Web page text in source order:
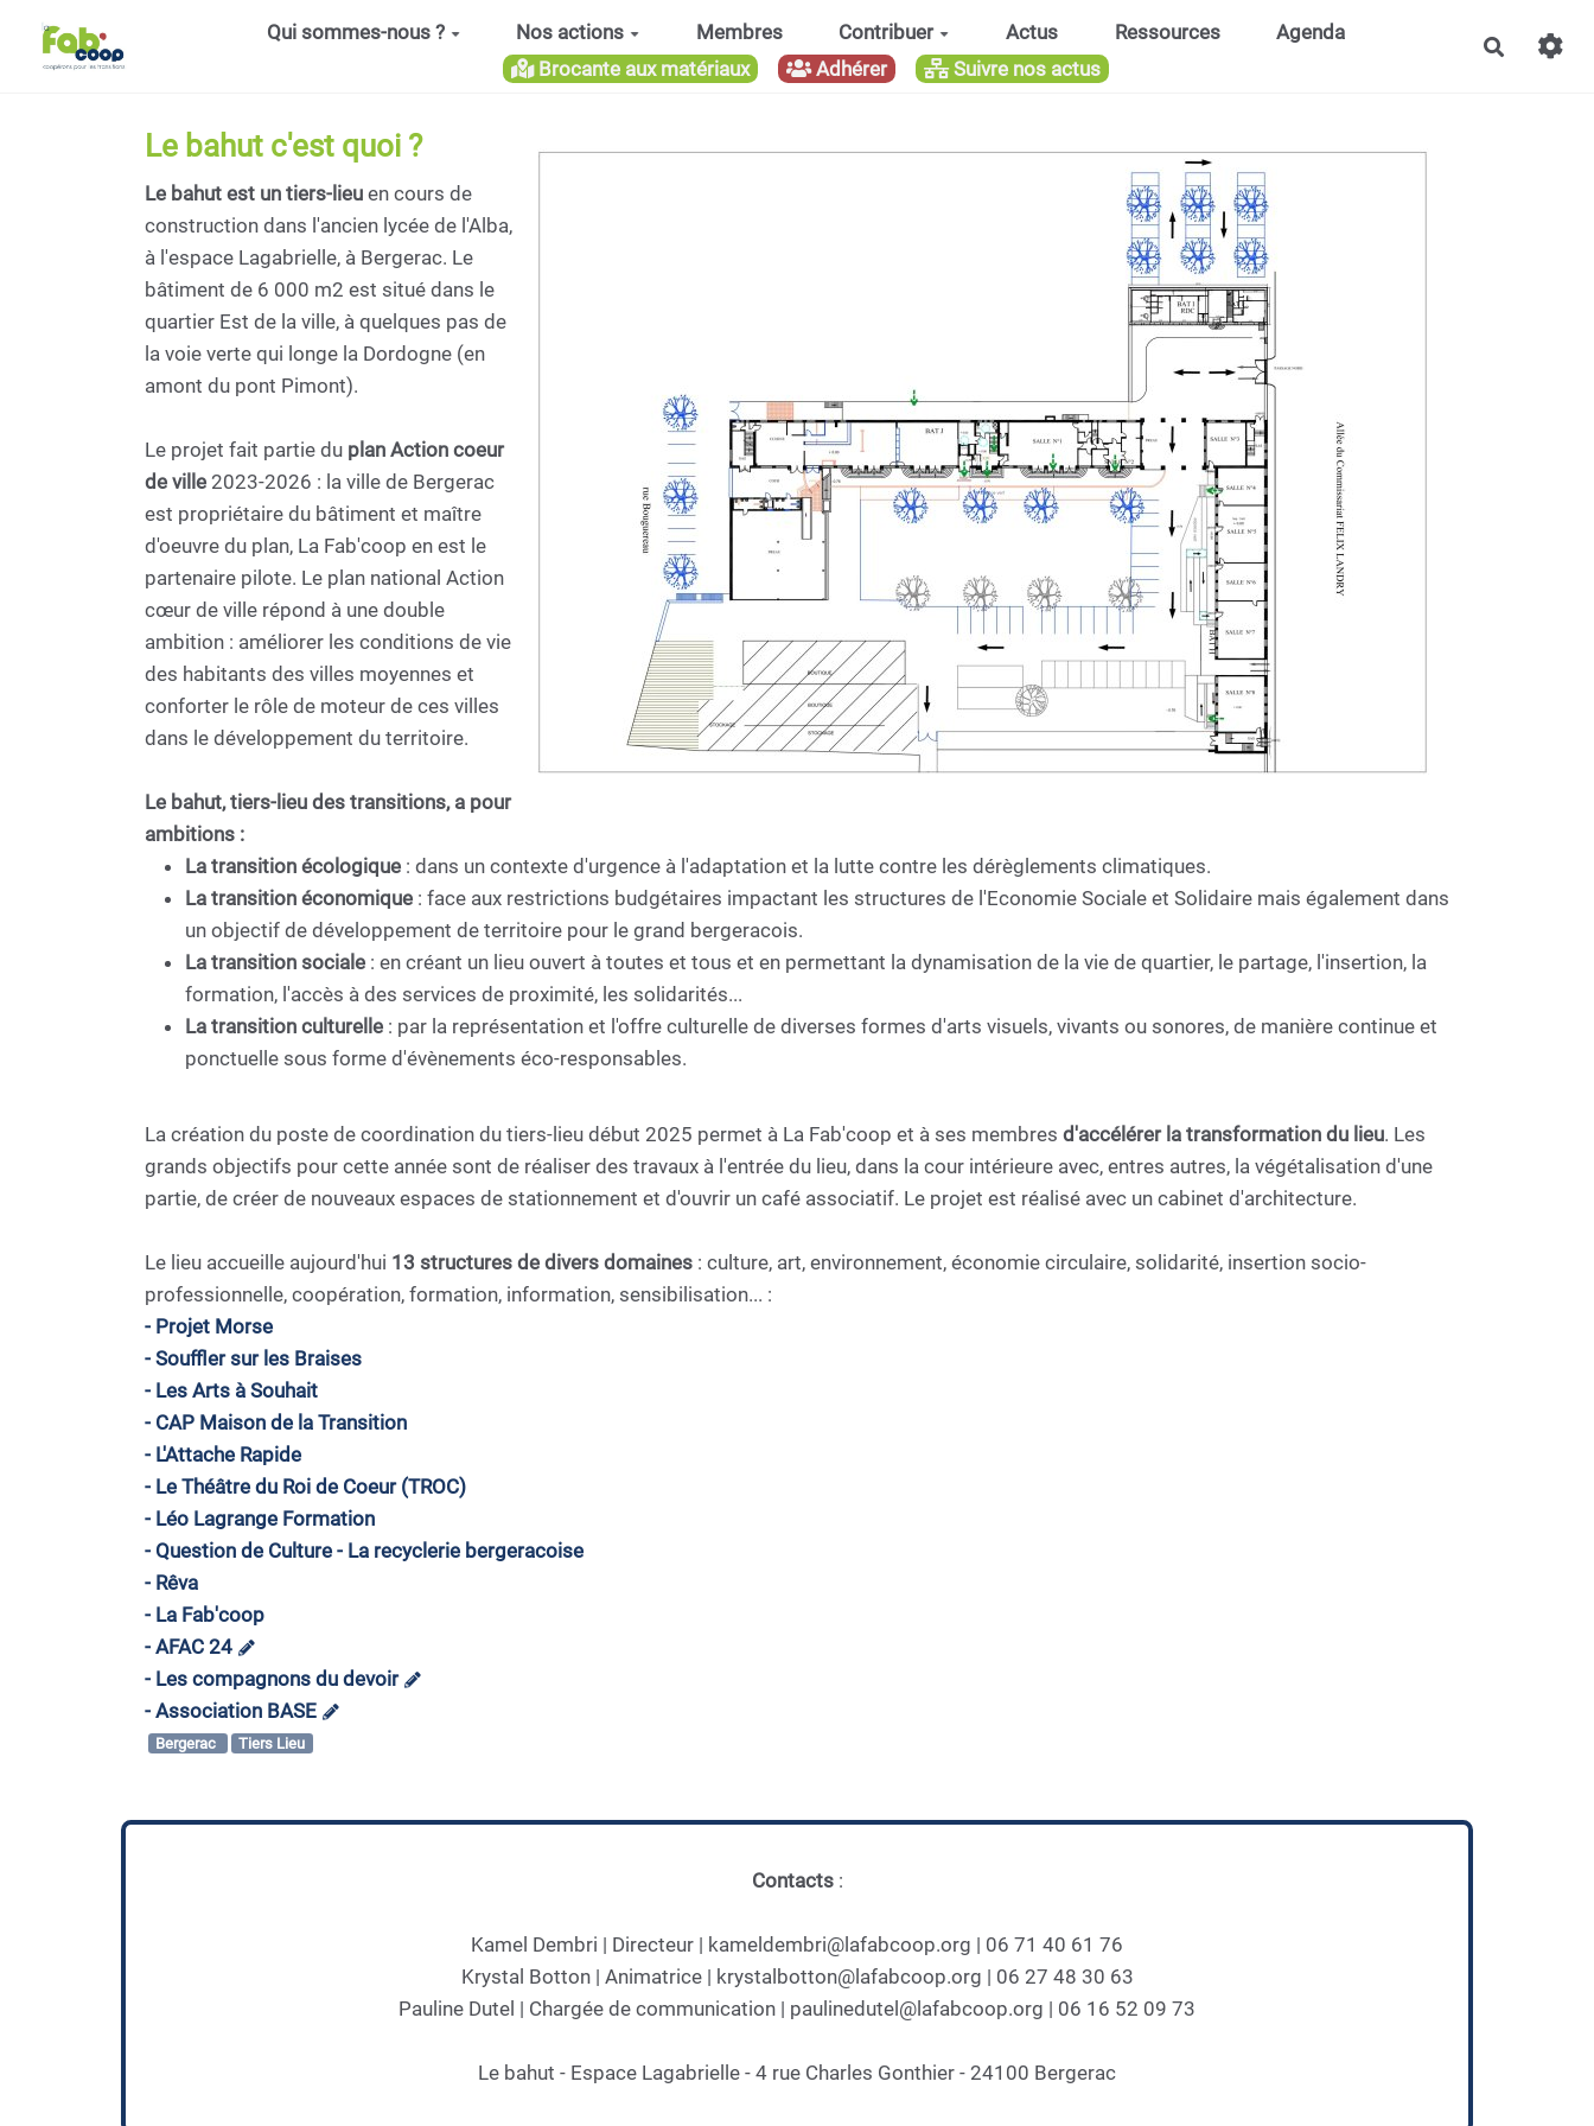
Aller au contenu principal Qui sommes-nous ? Nos actions Membres Contribuer Actus Ressources
Agenda
Brocante aux matériaux
Adhérer Suivre nos actus
Le bahut c'est quoi ?
Le bahut est un tiers-lieu en cours de
construction dans l'ancien lycée de l'Alba,
à l'espace Lagabrielle, à Bergerac. Le
bâtiment de 6 000 m2 est situé dans le
quartier Est de la ville, à quelques pas de
la voie verte qui longe la Dordogne (en
amont du pont Pimont).
Le projet fait partie du plan Action coeur
de ville 2023-2026 : la ville de Bergerac
est propriétaire du bâtiment et maître
d'oeuvre du plan, La Fab'coop en est le
partenaire pilote. Le plan national Action
cœur de ville répond à une double
ambition : améliorer les conditions de vie
des habitants des villes moyennes et
conforter le rôle de moteur de ces villes
dans le développement du territoire.
Le bahut, tiers-lieu des transitions, a pour
ambitions :
La transition écologique : dans un contexte d'urgence à l'adaptation et la lutte contre les dérèglements climatiques.
La transition économique : face aux restrictions budgétaires impactant les structures de l'Economie Sociale et Solidaire mais également dans
un objectif de développement de territoire pour le grand bergeracois.
La transition sociale : en créant un lieu ouvert à toutes et tous et en permettant la dynamisation de la vie de quartier, le partage, l'insertion, la
formation, l'accès à des services de proximité, les solidarités...
La transition culturelle : par la représentation et l'offre culturelle de diverses formes d'arts visuels, vivants ou sonores, de manière continue et
ponctuelle sous forme d'évènements éco-responsables.
La création du poste de coordination du tiers-lieu début 2025 permet à La Fab'coop et à ses membres d'accélérer la transformation du lieu. Les
grands objectifs pour cette année sont de réaliser des travaux à l'entrée du lieu, dans la cour intérieure avec, entres autres, la végétalisation d'une
partie, de créer de nouveaux espaces de stationnement et d'ouvrir un café associatif. Le projet est réalisé avec un cabinet d'architecture.
Le lieu accueille aujourd'hui 13 structures de divers domaines : culture, art, environnement, économie circulaire, solidarité, insertion socio-
professionnelle, coopération, formation, information, sensibilisation... :
- Projet Morse
- Souffler sur les Braises
- Les Arts à Souhait
- CAP Maison de la Transition
- L'Attache Rapide
- Le Théâtre du Roi de Coeur (TROC)
- Léo Lagrange Formation
- Question de Culture - La recyclerie bergeracoise
- Rêva
- La Fab'coop
- AFAC 24
- Les compagnons du devoir
- Association BASE
Bergerac Tiers Lieu
Contacts:
Kamel Dembri | Directeur | kameldembri@lafabcoop.org | 06 71 40 61 76
Krystal Botton | Animatrice | krystalbotton@lafabcoop.org | 06 27 48 30 63
Pauline Dutel | Chargée de communication | paulinedutel@lafabcoop.org | 06 16 52 09 73
Le bahut - Espace Lagabrielle - 4 rue Charles Gonthier - 24100 Bergerac